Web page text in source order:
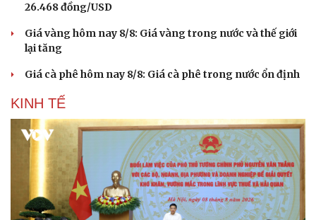
26.468 đồng/USD
Giá vàng hôm nay 8/8: Giá vàng trong nước và thế giới
lại tăng
Giá cà phê hôm nay 8/8: Giá cà phê trong nước ổn định
KINH TẾ